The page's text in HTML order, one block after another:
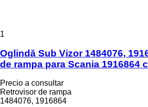
1
Oglindă Sub Vizor 1484076,
de rampa para Scania 1916864
Precio a consultar
Retrovisor de rampa
1484076, 1916864